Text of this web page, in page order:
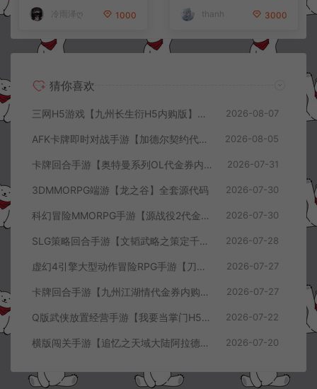
+视频教程
冷雨泽ღ 1000 thanh 3000
猜你喜欢
三网H5游戏【九州长生衍H5内购版】8月最新整理Linux手工服务端+管理后台+GM授权后台+简易安卓客户端+详细搭建教程+视频教程 2026-08-07
AFK卡牌即时对战手游【加德尔契约代金券内购修复版】8月最新整理Linux手工服务端+前后端全套源码+CDK授权后台+安卓苹果双端+详细搭建教程+视频教程 2026-08-05
卡牌回合手游【奥特曼系列OL代金券内购闪耀金兔多区版】7月最新整理Linux手工服务端+加解密工具+CDK授权后台+安卓+详细搭建教程+视频教程 2026-07-31
3DMMORPG端游【龙之谷】全套源代码 2026-07-30
科幻冒险MMORPG手游【源战役2代金券内购开区版】7月最新整理Linux手工服务端+配套源码+多功能管理后台+支付后台+CDK授权后台+安卓+详细搭建教程+视频教程 2026-07-30
SLG策略回合手游【文韬武略之策定千军代金券内购版】7月最新整理Linux手工服务端+前后端全套源码+管理后台+CDK授权后台+PC安卓+详细搭建教程+视频教程 2026-07-28
虚幻4引擎大型动作冒险RPG手游【刀锋战记2-邪恶回归】7月最新整理Linux手工服务端+全套前后端源码+管理后台+CDK授权后台+PC安卓苹果+详细搭建教程+视频教程 2026-07-27
卡牌回合手游【九州江湖情代金券内购版】7月最新整理Linux手工服务端+CDK授权后台+安卓苹果双端+详细搭建教程+视频教程 2026-07-27
Q版武侠放置经营手游【我要当掌门H5代金券内购版】7月最新整理Linux手工服务端+全套前后端源码+CDK授权后台+H5安卓苹果三端+详细搭建教程+视频教程 2026-07-22
横版闯关手游【追忆之天域大陆阿拉德[60帧]】7月最新整理Linux手工服务端+客户端源码+管理后台+GM授权后台+安卓苹果双端+详细搭建教程+视频教程 2026-07-20